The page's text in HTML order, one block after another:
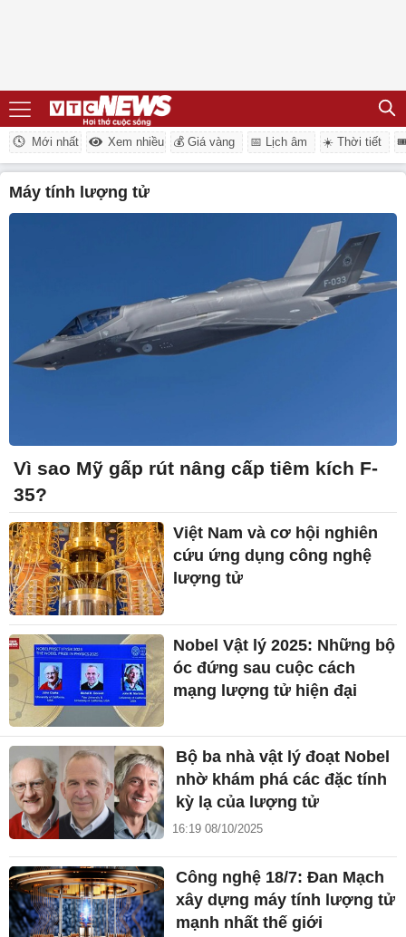
Mới nhất Xem nhiều 💰 Giá vàng 📅 Lịch âm ☀️ Thời tiết
máy tính lượng tử
Vì sao Mỹ gấp rút nâng cấp tiêm kích F-
35?
Việt Nam và cơ hội nghiên
cứu ứng dụng công nghệ
lượng tử
Nobel Vật lý 2025: Những bộ
óc đứng sau cuộc cách
mạng lượng tử hiện đại
Bộ ba nhà vật lý đoạt Nobel
nhờ khám phá các đặc tính
kỳ lạ của lượng tử
16:19 08/10/2025
Công nghệ 18/7: Đan Mạch
xây dựng máy tính lượng tử
mạnh nhất thế giới